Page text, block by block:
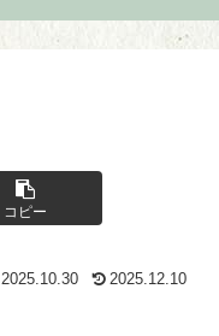
コピー
2025.10.30 2025.12.10